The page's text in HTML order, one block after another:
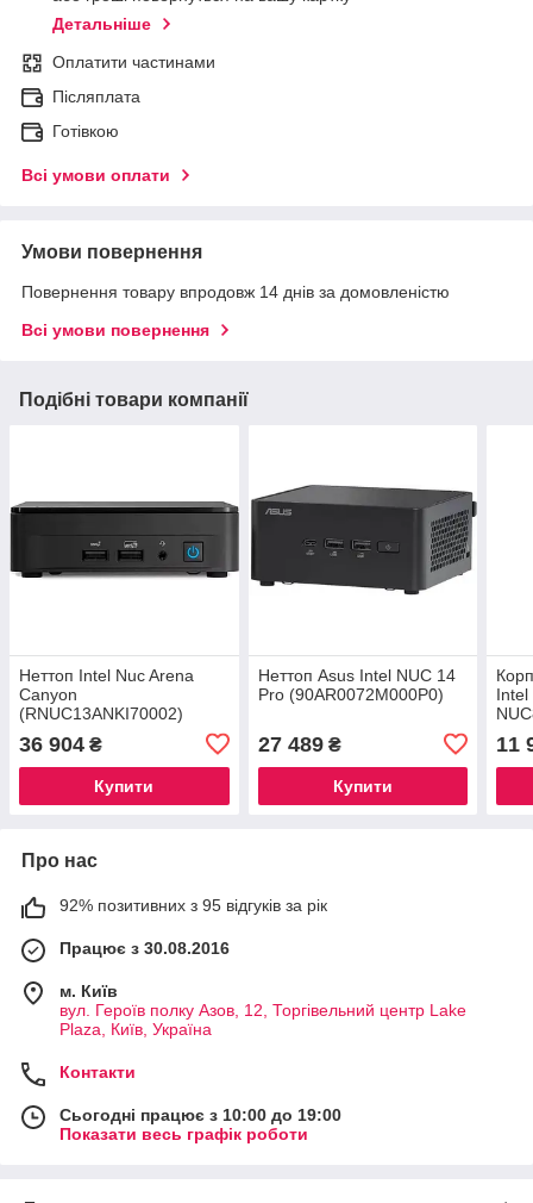
Детальніше
Оплатити частинами
Післяплата
Готівкою
Всі умови оплати
Умови повернення
Повернення товару впродовж 14 днів за домовленістю
Всі умови повернення
Подібні товари компанії
Неттоп Intel Nuc Arena
Canyon
(RNUC13ANKI70002)
36 904 ₴
Купити
Неттоп Asus Intel NUC 14
Pro (90AR0072M000P0)
27 489₴
Купити
Intel
11
Про нас
92% позитивних з 95 відгуків за рік
Працює з 30.08.2016
м. Київ
вул. Героїв полку Азов, 12, Торгівельний центр Lake
Plaza, Київ, Україна
Контакти
Сьогодні працює з 10:00 до 19:00
Показати весь графік роботи